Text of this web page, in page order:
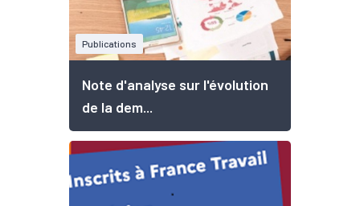
Publications
Note d'analyse sur l'évolution
de la dem...